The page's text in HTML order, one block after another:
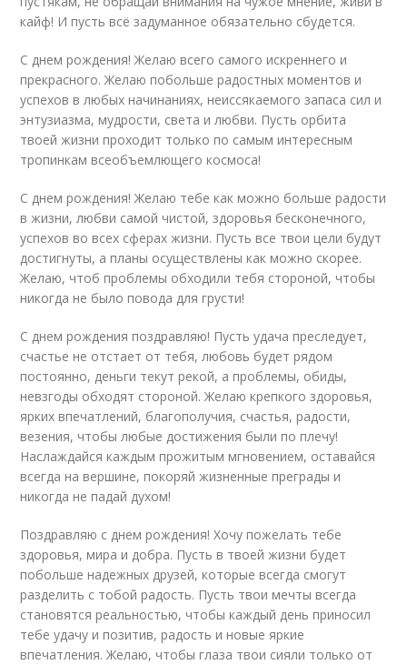
кайф! И пусть всё задуманное обязательно сбудется.
С днем рождения! Желаю всего самого искреннего и
прекрасного. Желаю побольше радостных моментов и
успехов в любых начинаниях, неиссякаемого запаса сил и
энтузиазма, мудрости, света и любви. Пусть орбита
твоей жизни проходит только по самым интересным
тропинкам всеобъемлющего космоса!
С днем рождения! Желаю тебе как можно больше радости
в жизни, любви самой чистой, здоровья бесконечного,
успехов во всех сферах жизни. Пусть все твои цели будут
достигнуты, а планы осуществлены как можно скорее.
Желаю, чтоб проблемы обходили тебя стороной, чтобы
никогда не было повода для грусти!
С днем рождения поздравляю! Пусть удача преследует,
счастье не отстает от тебя, любовь будет рядом
постоянно, деньги текут рекой, а проблемы, обиды,
невзгоды обходят стороной. Желаю крепкого здоровья,
ярких впечатлений, благополучия, счастья, радости,
везения, чтобы любые достижения были по плечу!
Наслаждайся каждым прожитым мгновением, оставайся
всегда на вершине, покоряй жизненные преграды и
никогда не падай духом!
Поздравляю с днем рождения! Хочу пожелать тебе
здоровья, мира и добра. Пусть в твоей жизни будет
побольше надежных друзей, которые всегда смогут
разделить с тобой радость. Пусть твои мечты всегда
становятся реальностью, чтобы каждый день приносил
тебе удачу и позитив, радость и новые яркие
впечатления. Желаю, чтобы глаза твои сияли только от